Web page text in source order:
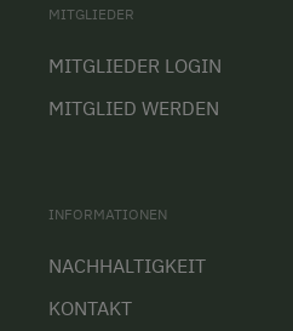
MITGLIEDER
MITGLIEDER LOGIN
MITGLIED WERDEN
INFORMATIONEN
NACHHALTIGKEIT
KONTAKT